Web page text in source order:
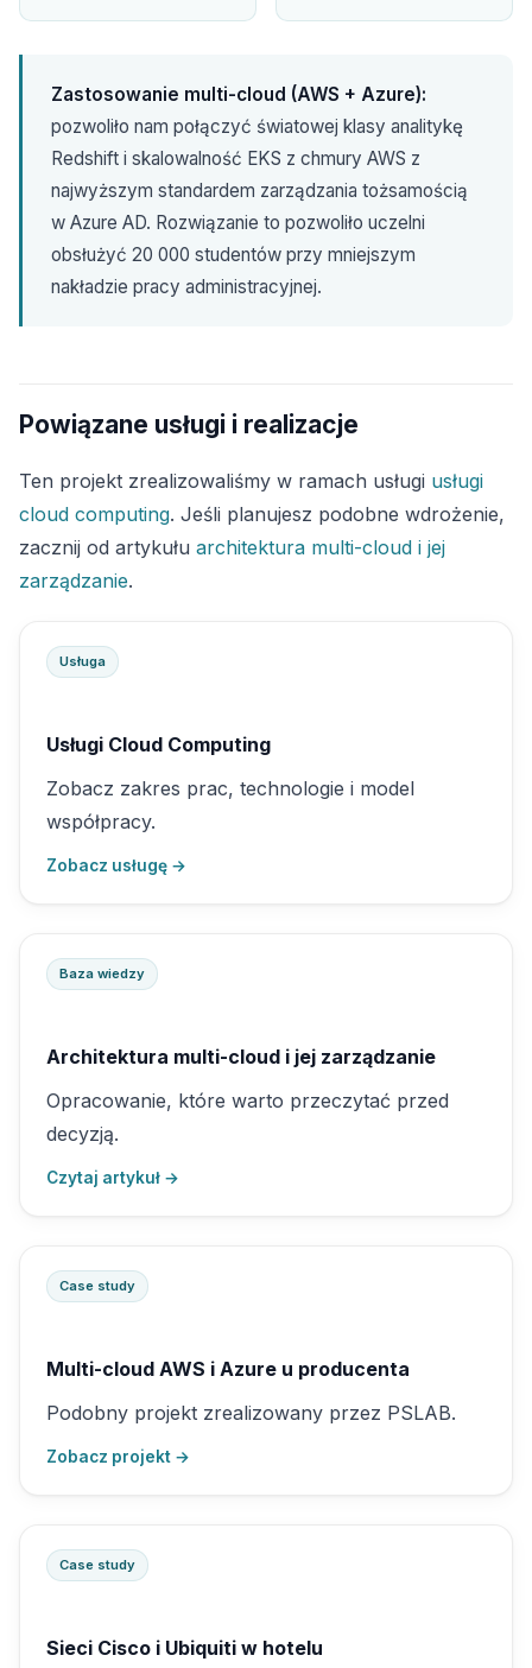
Zastosowanie multi-cloud (AWS + Azure):
pozwoliło nam połączyć światowej klasy analitykę
Redshift i skalowalność EKS z chmury AWS z
najwyższym standardem zarządzania tożsamością
w Azure AD. Rozwiązanie to pozwoliło uczelni
obsłużyć 20 000 studentów przy mniejszym
nakładzie pracy administracyjnej.
Powiązane usługi i realizacje
Ten projekt zrealizowaliśmy w ramach usługi usługi
cloud computing. Jeśli planujesz podobne wdrożenie,
zacznij od artykułu architektura multi-cloud i jej
zarządzanie.
Usługa
Usługi Cloud Computing
Zobacz zakres prac, technologie i model
współpracy.
Zobacz usługę →
Baza wiedzy
Architektura multi-cloud i jej zarządzanie
Opracowanie, które warto przeczytać przed
decyzją.
Czytaj artykuł →
Case study
Multi-cloud AWS i Azure u producenta
Podobny projekt zrealizowany przez PSLAB.
Zobacz projekt →
Case study
Sieci Cisco i Ubiquiti w hotelu